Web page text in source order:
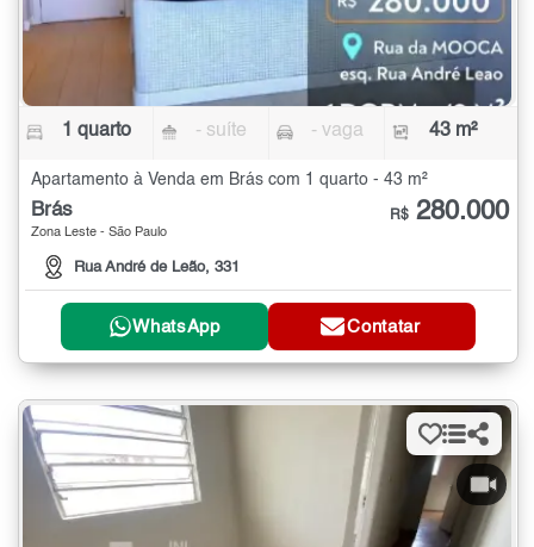
1 quarto - suíte - vaga 43 m²
Apartamento à Venda em Brás com 1 quarto - 43 m²
Brás
Zona Leste - São Paulo
Rua André de Leão, 331
R$ 280.000
WhatsApp Contatar